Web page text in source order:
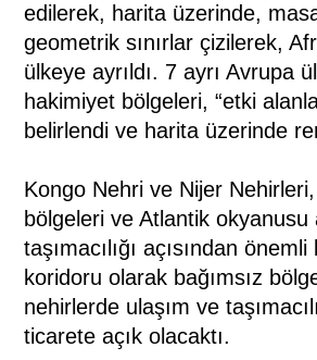
edilerek, harita üzerinde,
geometrik sınırlar çizilerek,
ülkeye ayrıldı. 7 ayrı Avrupa
hakimiyet bölgeleri, “etki
belirlendi ve harita üzerinde
Kongo Nehri ve Nijer Nehirleri,
bölgeleri ve Atlantik okyanusu
taşımacılığı açısından
koridoru olarak bağımsız
nehirlerde ulaşım ve
ticarete açık olacaktı.